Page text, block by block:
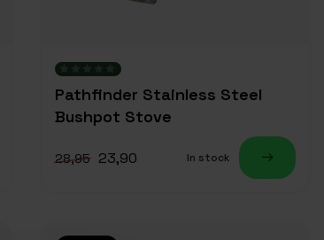
Pathfinder Stainless Steel
Bushpot Stove
28,95 23,90 In stock